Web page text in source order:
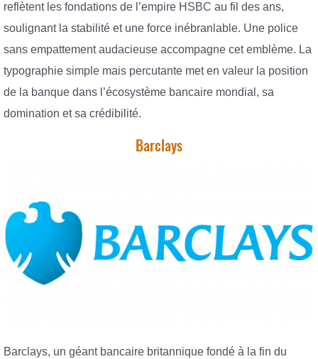
reflètent les fondations de l’empire HSBC au fil des ans,
soulignant la stabilité et une force inébranlable. Une police
sans empattement audacieuse accompagne cet emblème. La
typographie simple mais percutante met en valeur la position
de la banque dans l’écosystème bancaire mondial, sa
domination et sa crédibilité.
Barclays
Barclays, un géant bancaire britannique fondé à la fin du